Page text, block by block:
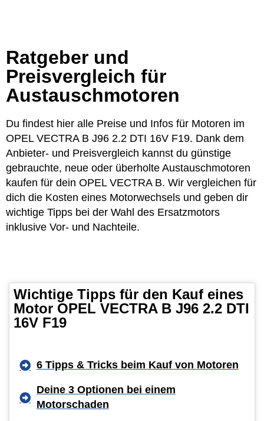
Ratgeber und
Preisvergleich für
Austauschmotoren
Du findest hier alle Preise und Infos für Motoren im
OPEL VECTRA B J96 2.2 DTI 16V F19. Dank dem
Anbieter- und Preisvergleich kannst du günstige
gebrauchte, neue oder überholte Austauschmotoren
kaufen für dein OPEL VECTRA B. Wir vergleichen für
dich die Kosten eines Motorwechsels und geben dir
wichtige Tipps bei der Wahl des Ersatzmotors
inklusive Vor- und Nachteile.
Wichtige Tipps für den Kauf eines
Motor OPEL VECTRA B J96 2.2 DTI
16V F19
6 Tipps & Tricks beim Kauf von Motoren
Deine 3 Optionen bei einem
Motorschaden